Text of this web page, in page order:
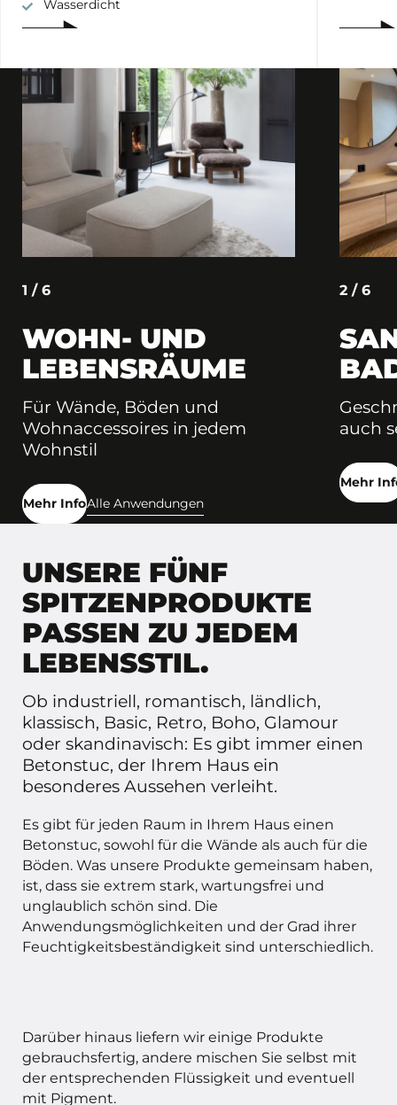
Wasserdicht
1 / 6
WOHN- UND
LEBENSRÄUME
Für Wände, Böden und
Wohnaccessoires in jedem
Wohnstil
Mehr InfoAlle Anwendungen
2 / 6
auch
Mehr
UNSERE FÜNF
SPITZENPRODUKTE
PASSEN ZU JEDEM
LEBENSSTIL.
Ob industriell, romantisch, ländlich,
klassisch, Basic, Retro, Boho, Glamour
oder skandinavisch: Es gibt immer einen
Betonstuc, der Ihrem Haus ein
besonderes Aussehen verleiht.
Es gibt für jeden Raum in Ihrem Haus einen
Betonstuc, sowohl für die Wände als auch für die
Böden. Was unsere Produkte gemeinsam haben,
ist, dass sie extrem stark, wartungsfrei und
unglaublich schön sind. Die
Anwendungsmöglichkeiten und der Grad ihrer
Feuchtigkeitsbeständigkeit sind unterschiedlich.
Darüber hinaus liefern wir einige Produkte
gebrauchsfertig, andere mischen Sie selbst mit
der entsprechenden Flüssigkeit und eventuell
mit Pigment.